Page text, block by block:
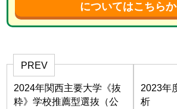
についてはこちら
PREV
2024年関西主要大学《抜
粋》学校推薦型選抜（公
2023年
析